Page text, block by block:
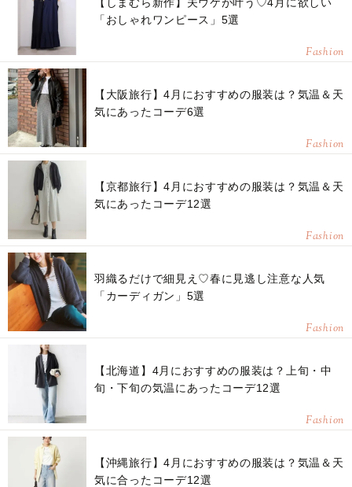
「おしゃれワンピース」5選
Fashion
【大阪旅行】4月におすすめの服装は？気温＆天
気にあったコーデ6選
Fashion
【京都旅行】4月におすすめの服装は？気温＆天
気にあったコーデ12選
Fashion
羽織るだけで細見え♡春に見逃し注意な人気
「カーディガン」5選
Fashion
【北海道】4月におすすめの服装は？上旬・中
旬・下旬の気温にあったコーデ12選
Fashion
【沖縄旅行】4月におすすめの服装は？気温＆天
気に合ったコーデ12選